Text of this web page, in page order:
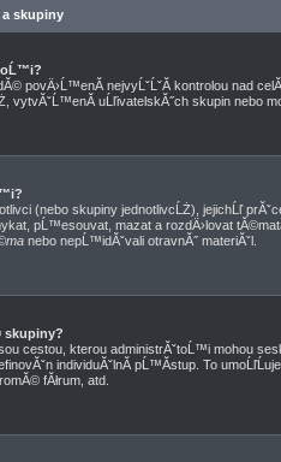
skupiny
povÄ›Ĺ™enĂ­ nejvyĹˇĹˇĂ­ kontrolou nad
vytvĂˇĹ™enĂ­ uĹľivatelskĂ˝ch skupin nebo
(nebo skupiny jednotlivcĹŻ), jejichĹľ
pĹ™esouvat, mazat a rozdÄ›lovat
nebo nepĹ™idĂˇvali otravnĂ˝ materiĂˇl.
skupiny?
cestou, kterou administrĂˇtoĹ™i mohou
individuĂˇlnĂ­ pĹ™Ă­stup. To
fĂłrum, atd.